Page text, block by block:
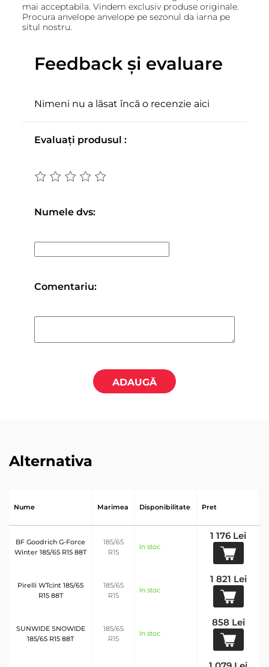
mai acceptabila. Vindem exclusiv produse originale.
Procura anvelope anvelope pe sezonul da iarna pe
situl nostru.
Feedback și evaluare
Nimeni nu a lăsat încă o recenzie aici
Evaluați produsul :
Numele dvs:
Comentariu:
ADAUGĂ
Alternativa
Nume Marimea Disponibilitate Pret
BF Goodrich G-Force
Winter 185/65 R15 88T
185/65
R15
In stoc
1 176 Lei
Pirelli WTcint 185/65
R15 88T
185/65
R15
In stoc
1 821 Lei
SUNWIDE SNOWIDE
185/65 R15 88T
185/65
R15
In stoc
858 Lei